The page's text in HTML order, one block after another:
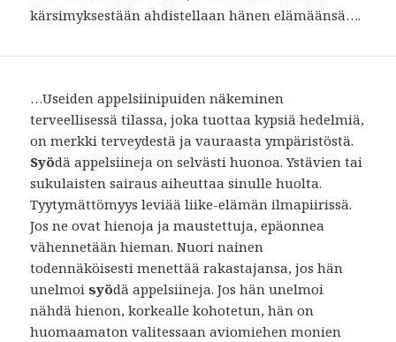
kärsimyksestään ahdistellaan hänen elämäänsä….
…Useiden appelsiinipuiden näkeminen
terveellisessä tilassa, joka tuottaa kypsiä hedelmiä,
on merkki terveydestä ja vauraasta ympäristöstä.
Syödä appelsiineja on selvästi huonoa. Ystävien tai
sukulaisten sairaus aiheuttaa sinulle huolta.
Tyytymättömyys leviää liike-elämän ilmapiirissä.
Jos ne ovat hienoja ja maustettuja, epäonnea
vähennetään hieman. Nuori nainen
todennäköisesti menettää rakastajansa, jos hän
unelmoisyödä appelsiineja. Jos hän unelmoi
nähdä hienon, korkealle kohotetun, hän on
huomaamaton valitessaan aviomiehen monien